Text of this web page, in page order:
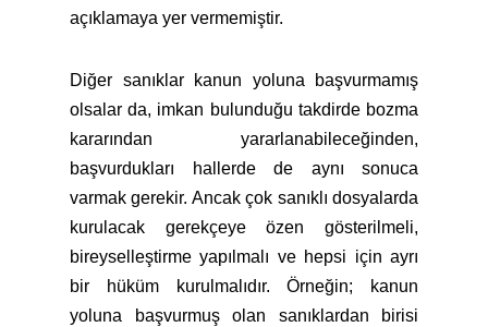
açıklamaya yer vermemiştir.
Diğer sanıklar kanun yoluna başvurmamış
olsalar da, imkan bulunduğu takdirde bozma
kararından yararlanabileceğinden,
başvurdukları hallerde de aynı sonuca
varmak gerekir. Ancak çok sanıklı dosyalarda
kurulacak gerekçeye özen gösterilmeli,
bireyselleştirme yapılmalı ve hepsi için ayrı
bir hüküm kurulmalıdır. Örneğin; kanun
yoluna başvurmuş olan sanıklardan birisi